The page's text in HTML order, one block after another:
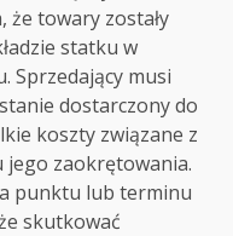
towary zostały
statku w
Sprzedający musi
dostarczony do
koszty związane z
jego zaokrętowania.
punktu lub terminu
skutkować